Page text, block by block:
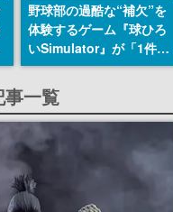
野球部の過酷な“補欠”を
体験するゲーム『球ひろ
いSimulator』が「1件」
のウィッシュリストをも
とにチェコ語に対応し
SNSで話題に。『キング
ダム・カム』開発元やチ
ェコのプロ野球選手から
一覧